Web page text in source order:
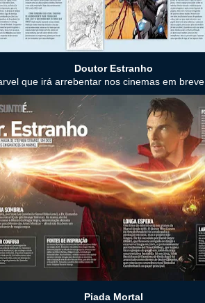
Doutor Estranho
que irá arrebentar nos cinemas em breve.
Piada Mortal